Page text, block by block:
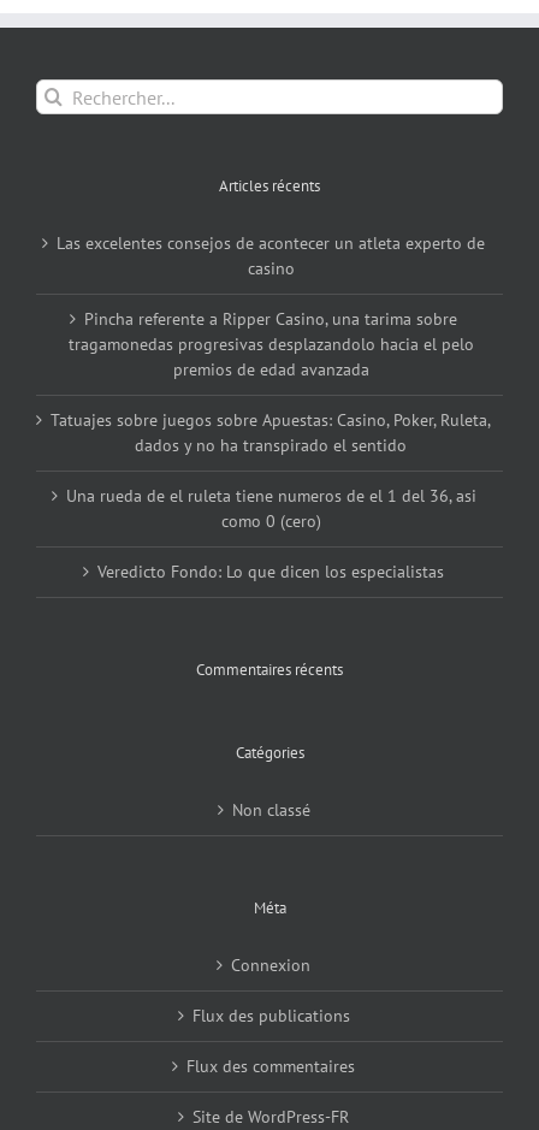
Rechercher:
Articles récents
Las excelentes consejos de acontecer un atleta experto de
casino
Pincha referente a Ripper Casino, una tarima sobre
tragamonedas progresivas desplazandolo hacia el pelo
premios de edad avanzada
Tatuajes sobre juegos sobre Apuestas: Casino, Poker, Ruleta,
dados y no ha transpirado el sentido
Una rueda de el ruleta tiene numeros de el 1 del 36, asi
como 0 (cero)
Veredicto Fondo: Lo que dicen los especialistas
Commentaires récents
Catégories
Non classé
Méta
Connexion
Flux des publications
Flux des commentaires
Site de WordPress-FR